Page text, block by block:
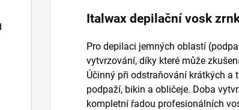
Italwax depilační vosk
Pro depilaci jemných oblastí
vytvrzování, díky které může
Účinný při odstraňování krátkých a
podpaží, bikin a obličeje. Doba
kompletní řadou profesionálních